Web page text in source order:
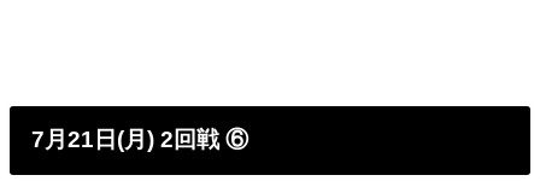
7月21日(月) 2回戦 ⑥